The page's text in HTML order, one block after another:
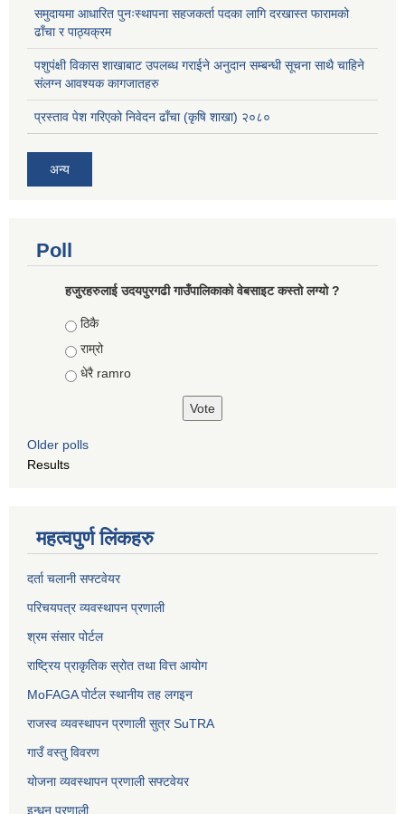
समुदायमा आधारित पुनःस्थापना सहजकर्ता पदका लागि दरखास्त फारामको
ढाँचा र पाठ्यक्रम
पशुपंक्षी विकास शाखाबाट उपलब्ध गराईने अनुदान सम्बन्धी सूचना साथै चाहिने
संलग्न आवश्यक कागजातहरु
प्रस्ताव पेश गरिएको निवेदन ढाँचा (कृषि शाखा) २०८०
अन्य
Poll
हजुरहरुलाई उदयपुरगढी गाउँपालिकाको वेबसाइट कस्तो लग्यो ?
Choices
ठिकै
राम्रो
धेरै ramro
Older polls
Results
महत्वपुर्ण लिंकहरु
दर्ता चलानी सफ्टवेयर
परिचयपत्र व्यवस्थापन प्रणाली
श्रम संसार पोर्टल
राष्ट्रिय प्राकृतिक स्रोत तथा वित्त आयोग
MoFAGA पोर्टल स्थानीय तह लगइन
राजस्व व्यवस्थापन प्रणाली सुत्र SuTRA
गाउँ वस्तु विवरण
योजना व्यवस्थापन प्रणाली सफ्टवेयर
इन्धन प्रणाली